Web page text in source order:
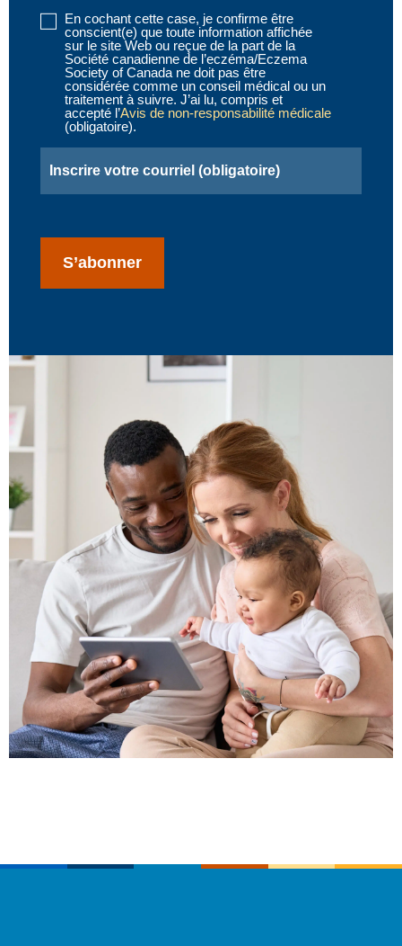
Disclaimer
(obligatoire)
En cochant cette case, je confirme être
conscient(e) que toute information affichée
sur le site Web ou reçue de la part de la
Société canadienne de l’eczéma/Eczema
Society of Canada ne doit pas être
considérée comme un conseil médical ou un
traitement à suivre. J’ai lu, compris et
accepté l’Avis de non-responsabilité médicale
(obligatoire).
S’abonner